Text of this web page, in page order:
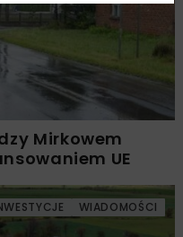
Mirkowem
UE
WIADOMOŚCI